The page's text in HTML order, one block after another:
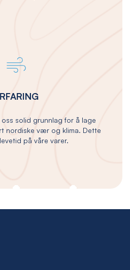
solid grunnlag for å lage
nordiske vær og klima. Dette
på våre varer.